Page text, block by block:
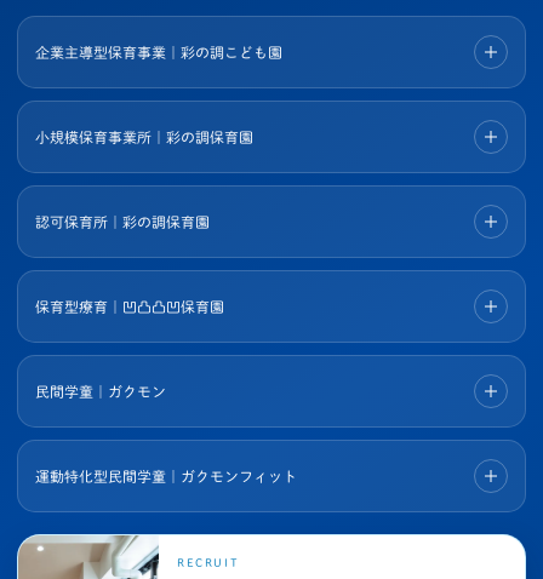
企業主導型保育事業｜彩の調こども園
小規模保育事業所｜彩の調保育園
認可保育所｜彩の調保育園
保育型療育｜凹凸凸凹保育園
民間学童｜ガクモン
運動特化型民間学童｜ガクモンフィット
RECRUIT